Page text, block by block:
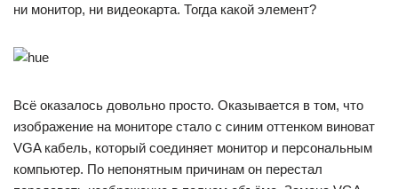
ни монитор, ни видеокарта. Тогда какой элемент?
Всё оказалось довольно просто. Оказывается в том, что
изображение на мониторе стало с синим оттенком виноват
VGA кабель, который соединяет монитор и персональным
компьютер. По непонятным причинам он перестал